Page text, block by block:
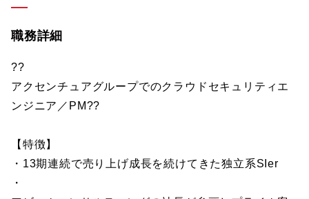
職務詳細
??
アクセンチュアグループでのクラウドセキュリティエ
ンジニア／PM??
【特徴】
・13期連続で売り上げ成長を続けてきた独立系SIer
・